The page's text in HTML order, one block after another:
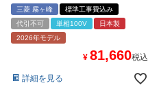
三菱 霧ヶ峰
標準工事費込み
代引不可
単相100V
日本製
2026年モデル
¥ 81,660税込
詳細を見る